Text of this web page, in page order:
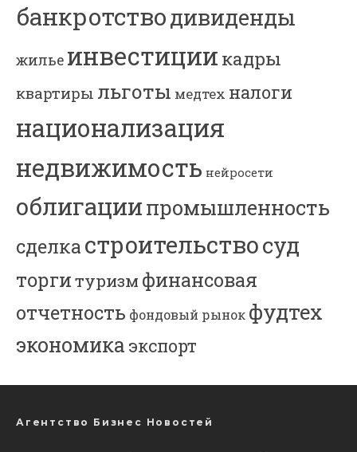
банкротстводивиденды
жилье инвестиции кадры
квартиры льготы медтех налоги
национализация
недвижимость нейросети
облигациипромышленность
сделкастроительствосуд
торгитуризм финансовая
отчетность фондовый рынок фудтех
экономика экспорт
Агентство Бизнес Новостей